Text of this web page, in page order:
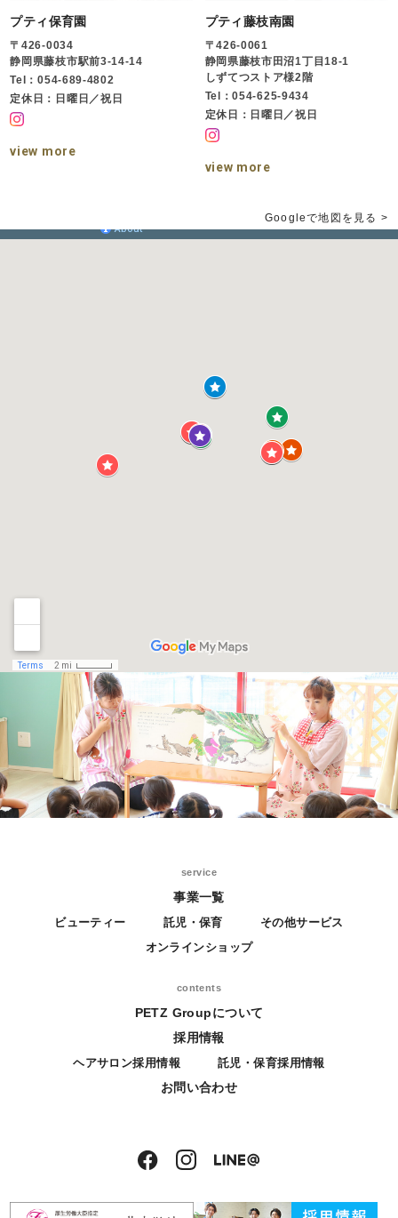
プティ保育園
〒426-0034
静岡県藤枝市駅前3-14-14
Tel：054-689-4802
定休日：日曜日／祝日
view more
プティ藤枝南園
〒426-0061
静岡県藤枝市田沼1丁目18-1
しずてつストア様2階
Tel：054-625-9434
定休日：日曜日／祝日
view more
Googleで地図を見る >
service
事業一覧
ビューティー 託児・保育
その他サービス
オンラインショップ
contents
PETZ Groupについて
採用情報
ヘアサロン採用情報 託児・保育採用情報
お問い合わせ